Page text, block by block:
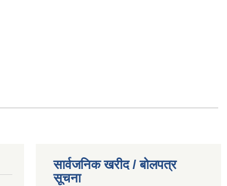
सार्वजनिक खरीद / बोलपत्र
सूचना